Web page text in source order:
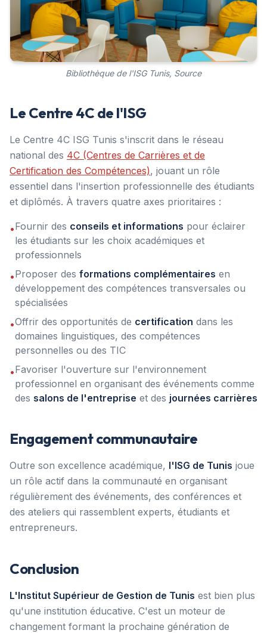
Bibliothèque de l'ISG Tunis, Source
Le Centre 4C de l'ISG
Le Centre 4C ISG Tunis s'inscrit dans le réseau
national des 4C (Centres de Carrières et de
Certification des Compétences), jouant un rôle
essentiel dans l'insertion professionnelle des étudiants
et diplômés. À travers quatre axes prioritaires :
•Fournir des conseils et informations pour éclairer
les étudiants sur les choix académiques et
professionnels
•Proposer des formations complémentaires en
développement des compétences transversales ou
spécialisées
•Offrir des opportunités de certification dans les
domaines linguistiques, des compétences
personnelles ou des TIC
•Favoriser l'ouverture sur l'environnement
professionnel en organisant des événements comme
des salons de l'entreprise et des journées carrières
Engagement communautaire
Outre son excellence académique, l'ISG de Tunis joue
un rôle actif dans la communauté en organisant
régulièrement des événements, des conférences et
des ateliers qui rassemblent experts, étudiants et
entrepreneurs.
Conclusion
L'Institut Supérieur de Gestion de Tunis est bien plus
qu'une institution éducative. C'est un moteur de
changement formant la prochaine génération de